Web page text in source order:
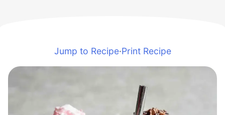
Jump to Recipe·Print Recipe